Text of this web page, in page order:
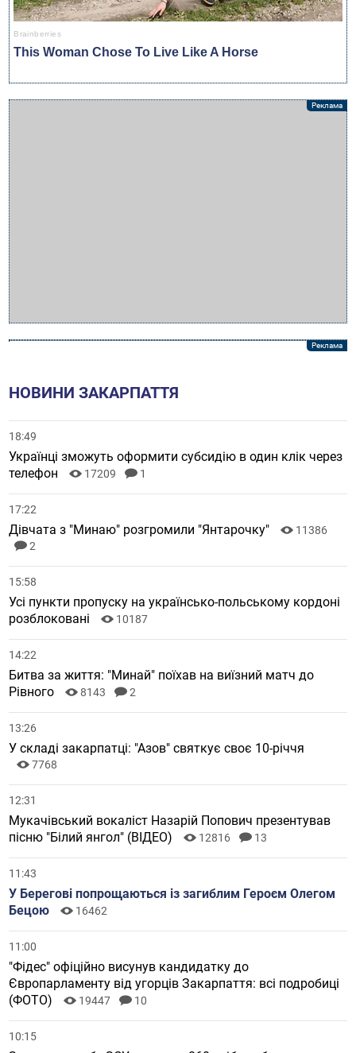
НОВИНИ ЗАКАРПАТТЯ
18:49
Українці зможуть оформити субсидію в один клік через
телефон
17209 1
17:22
Дівчата з "Минаю" розгромили "Янтарочку"
11386
2
15:58
Усі пункти пропуску на українсько-польському кордоні
розблоковані
10187
14:22
Битва за життя: "Минай" поїхав на виїзний матч до
Рівного
8143 2
13:26
У складі закарпатці: "Азов" святкує своє 10-річчя
7768
12:31
Мукачівський вокаліст Назарій Попович презентував
пісню "Білий янгол" (ВІДЕО)
12816 13
11:43
У Берегові попрощаються із загиблим Героєм Олегом
Бецою
16462
11:00
"Фідес" офіційно висунув кандидатку до
Європарламенту від угорців Закарпаття: всі подробиці
(ФОТО)
19447 10
10:15